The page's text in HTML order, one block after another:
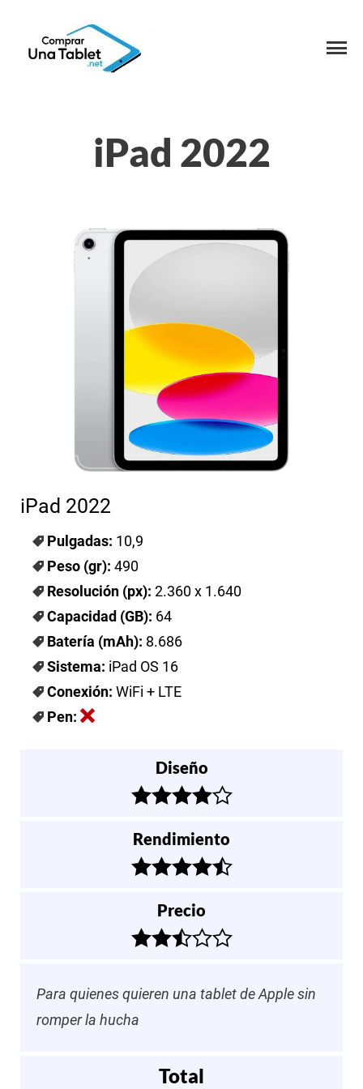
iPad 2022
iPad 2022
Pulgadas: 10,9
Peso (gr): 490
Resolución (px): 2.360 x 1.640
Capacidad (GB): 64
Batería (mAh): 8.686
Sistema: iPad OS 16
Conexión: WiFi + LTE
Pen:
Diseño
Rendimiento
Precio
Para quienes quieren una tablet de Apple sin
romper la hucha
Total